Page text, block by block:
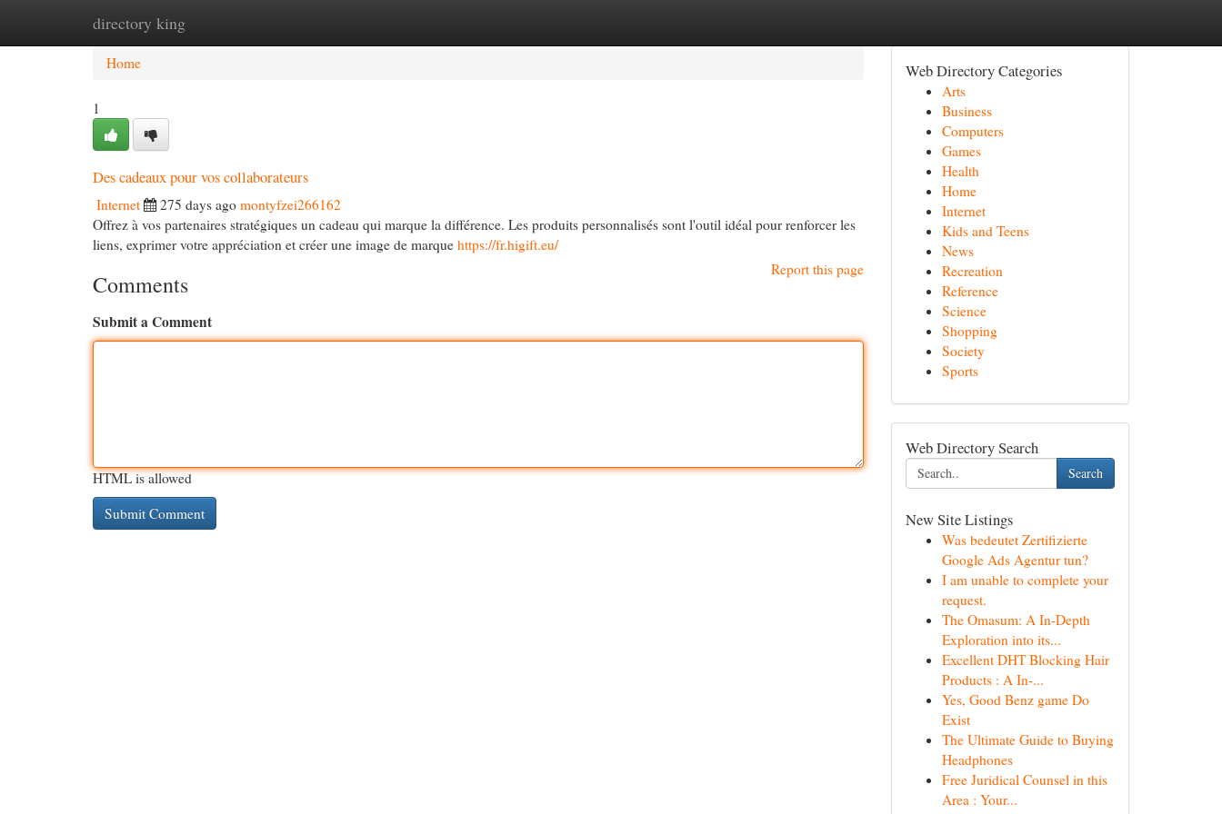
directory king
Home New Site Listings
Home
1
Des cadeaux pour vos collaborateurs
Internet 275 days ago montyfzei266162
Offrez à vos partenaires stratégiques un cadeau qui marque la différence. Les produits personnalisés sont l'outil idéal pour renforcer les
liens, exprimer votre appréciation et créer une image de marque https://fr.higift.eu/
Report this page
Comments
Submit a Comment
HTML is allowed
Web Directory Categories
Arts
Business
Computers
Games
Health
Home
Internet
Kids and Teens
News
Recreation
Reference
Science
Shopping
Society
Sports
Web Directory Search
Search
New Site Listings
Was bedeutet Zertifizierte
Google Ads Agentur tun?
I am unable to complete your
request.
The Omasum: A In-Depth
Exploration into its...
Excellent DHT Blocking Hair
Products : A In-...
Yes, Good Benz game Do
Exist
The Ultimate Guide to Buying
Headphones
Free Juridical Counsel in this
Area : Your...